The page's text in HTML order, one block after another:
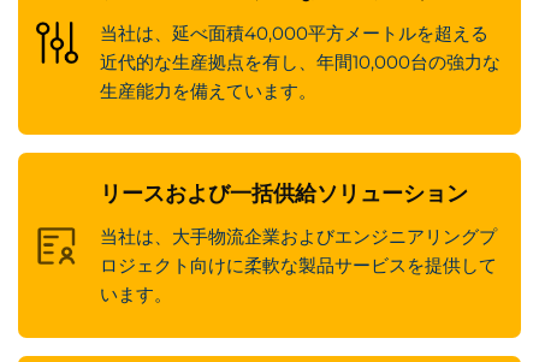
当社は、延べ面積40,000平方メートルを超える
近代的な生産拠点を有し、年間10,000台の強力な
生産能力を備えています。
リースおよび一括供給ソリューション
当社は、大手物流企業およびエンジニアリングプ
ロジェクト向けに柔軟な製品サービスを提供して
います。